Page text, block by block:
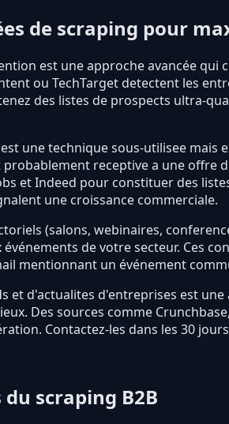
de scraping pour
est une approche avancée
ou TechTarget detectent les
des listes de prospects ultra-
une technique sous-utilisee
receptive a une offre
et Indeed pour constituer des
une croissance commerciale.
(salons, webinaires,
de votre secteur. Ces
mentionnant un événement
et d'actualites d'entreprises est
Des sources comme
Contactez-les dans les 30
scraping B2B